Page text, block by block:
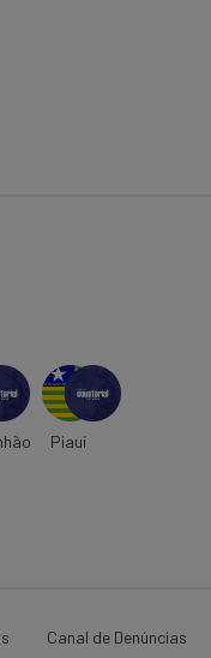
Piauí
Canal de Denúncias